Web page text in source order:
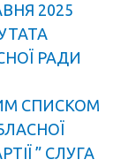
2025
РАДИ
СПИСКОМ
” СЛУГА